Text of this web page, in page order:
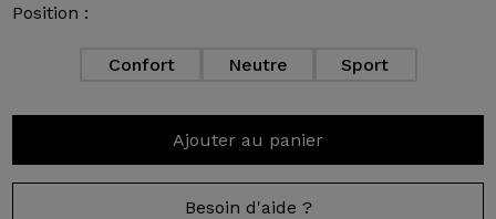
Position :
Confort Neutre Sport
Ajouter au panier
Besoin d'aide ?